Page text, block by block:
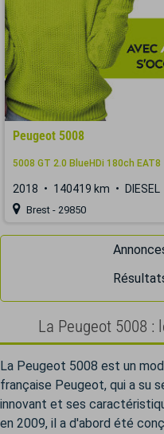
Peugeot 5008
5008 GT 2.0 BlueHDi 180ch EAT8
2018 140419 km DIESEL
Brest - 29850
La Peugeot 5008 :
La Peugeot 5008 est un
française Peugeot, qui a su
innovant et ses
en 2009, il a d'abord été